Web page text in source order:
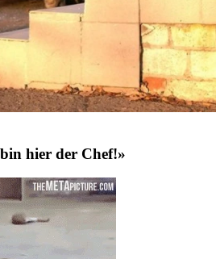
hier der Chef!»